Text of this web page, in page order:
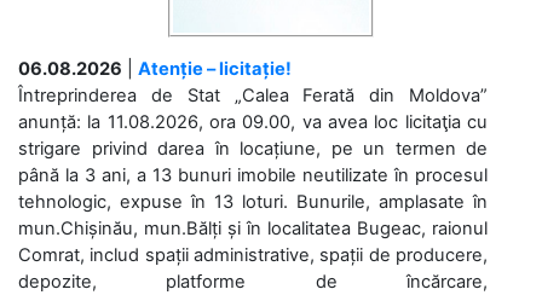
06.08.2026
Atenție – licitație!
Întreprinderea de Stat „Calea Ferată din Moldova”
anunță: la 11.08.2026, ora 09.00, va avea loc licitaţia cu
strigare privind darea în locațiune, pe un termen de
până la 3 ani, a 13 bunuri imobile neutilizate în procesul
tehnologic, expuse în 13 loturi. Bunurile, amplasate în
mun.Chișinău, mun.Bălți și în localitatea Bugeac, raionul
Comrat, includ spații administrative, spații de producere,
depozite, platforme de încărcare,